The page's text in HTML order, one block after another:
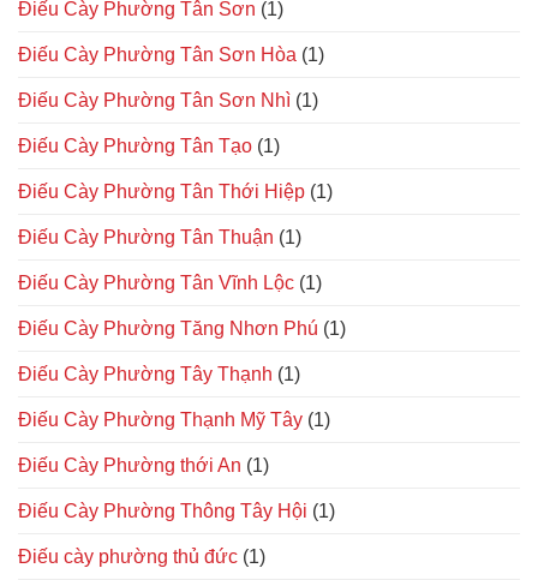
Điếu Cày Phường Tân Sơn (1)
Điếu Cày Phường Tân Sơn Hòa (1)
Điếu Cày Phường Tân Sơn Nhì (1)
Điếu Cày Phường Tân Tạo (1)
Điếu Cày Phường Tân Thới Hiệp (1)
Điếu Cày Phường Tân Thuận (1)
Điếu Cày Phường Tân Vĩnh Lộc (1)
Điếu Cày Phường Tăng Nhơn Phú (1)
Điếu Cày Phường Tây Thạnh (1)
Điếu Cày Phường Thạnh Mỹ Tây (1)
Điếu Cày Phường thới An (1)
Điếu Cày Phường Thông Tây Hội (1)
Điếu cày phường thủ đức (1)